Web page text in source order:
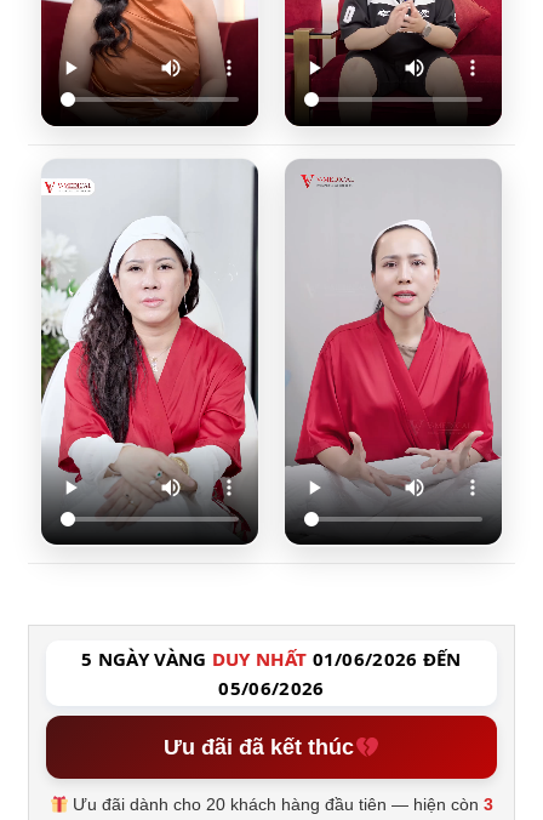
5 NGÀY VÀNG DUY NHẤT 01/06/2026 ĐẾN
05/06/2026
Ưu đãi đã kết thúc
Ưu đãi dành cho 20 khách hàng đầu tiên — hiện còn3